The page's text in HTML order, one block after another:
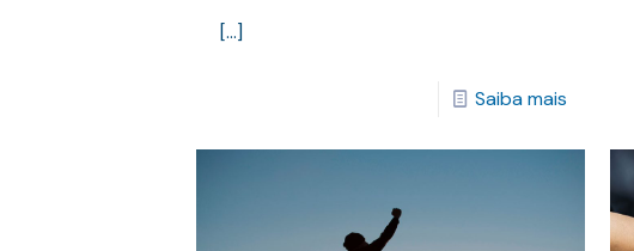
[…]
Saiba mais